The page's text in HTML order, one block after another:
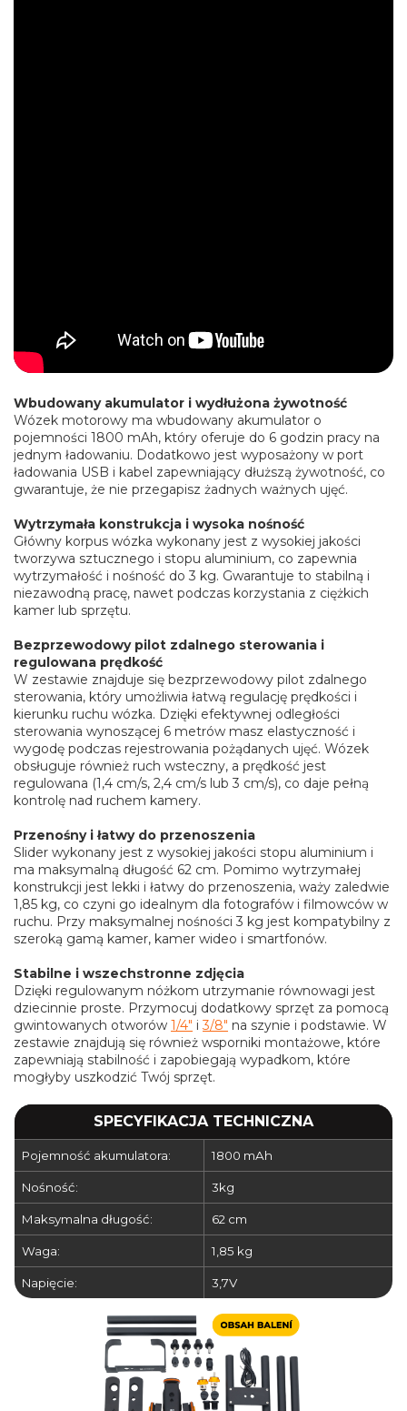
Wbudowany akumulator i wydłużona żywotność
Wózek motorowy ma wbudowany akumulator o
pojemności 1800 mAh, który oferuje do 6 godzin pracy na
jednym ładowaniu. Dodatkowo jest wyposażony w port
ładowania USB i kabel zapewniający dłuższą żywotność, co
gwarantuje, że nie przegapisz żadnych ważnych ujęć.
Wytrzymała konstrukcja i wysoka nośność
Główny korpus wózka wykonany jest z wysokiej jakości
tworzywa sztucznego i stopu aluminium, co zapewnia
wytrzymałość i nośność do 3 kg. Gwarantuje to stabilną i
niezawodną pracę, nawet podczas korzystania z ciężkich
kamer lub sprzętu.
Bezprzewodowy pilot zdalnego sterowania i
regulowana prędkość
W zestawie znajduje się bezprzewodowy pilot zdalnego
sterowania, który umożliwia łatwą regulację prędkości i
kierunku ruchu wózka. Dzięki efektywnej odległości
sterowania wynoszącej 6 metrów masz elastyczność i
wygodę podczas rejestrowania pożądanych ujęć. Wózek
obsługuje również ruch wsteczny, a prędkość jest
regulowana (1,4 cm/s, 2,4 cm/s lub 3 cm/s), co daje pełną
kontrolę nad ruchem kamery.
Przenośny i łatwy do przenoszenia
Slider wykonany jest z wysokiej jakości stopu aluminium i
ma maksymalną długość 62 cm. Pomimo wytrzymałej
konstrukcji jest lekki i łatwy do przenoszenia, waży zaledwie
1,85 kg, co czyni go idealnym dla fotografów i filmowców w
ruchu. Przy maksymalnej nośności 3 kg jest kompatybilny z
szeroką gamą kamer, kamer wideo i smartfonów.
Stabilne i wszechstronne zdjęcia
Dzięki regulowanym nóżkom utrzymanie równowagi jest
dziecinnie proste. Przymocuj dodatkowy sprzęt za pomocą
gwintowanych otworów 1/4" i3/8" na szynie i podstawie. W
zestawie znajdują się również wsporniki montażowe, które
zapewniają stabilność i zapobiegają wypadkom, które
mogłyby uszkodzić Twój sprzęt.
SPECYFIKACJA TECHNICZNA
Pojemność akumulatora: 1800 mAh
Nośność: 3kg
Maksymalna długość: 62 cm
Waga: 1,85 kg
Napięcie: 3,7V